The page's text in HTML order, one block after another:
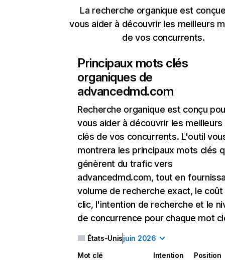
La recherche organique est
vous aider à découvrir les meilleurs
de vos concurrents.
Principaux mots clés
organiques de
advancedmd.com
Recherche organique est conçu
vous aider à découvrir les
clés de vos concurrents. L'outil
montrera les principaux mots clés
génèrent du trafic vers
advancedmd.com, tout en
volume de recherche exact, le coût
clic, l'intention de recherche et le
de concurrence pour chaque mot
États-Unisjuin 2026
Mot clé Intention
Position